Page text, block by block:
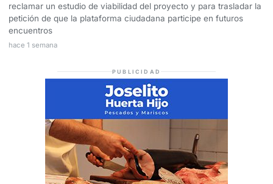
reclamar un estudio de viabilidad del proyecto y para trasladar la
petición de que la plataforma ciudadana participe en futuros
encuentros
hace 1 semana
PUBLICIDAD